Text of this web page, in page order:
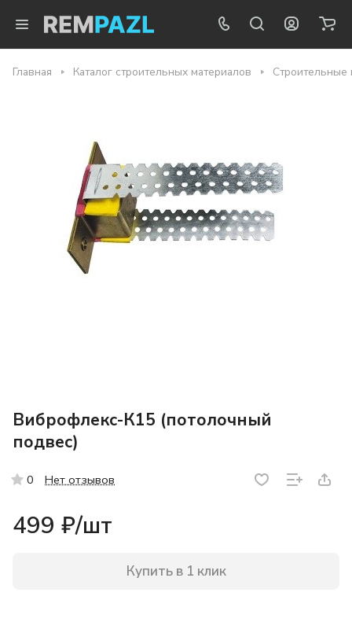
Главная Каталог строительных материалов Строительные
Виброфлекс-К15 (потолочный
подвес)
0 Нет отзывов
499 ₽/шт
Купить в 1 клик